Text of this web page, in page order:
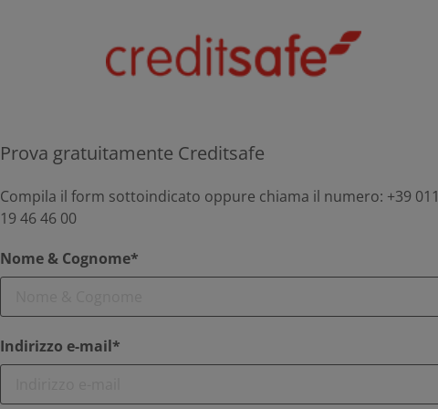
Prova gratuitamente Creditsafe
Compila il form sottoindicato oppure chiama il numero: +39
19 46 46 00
Nome & Cognome*
Indirizzo e-mail*